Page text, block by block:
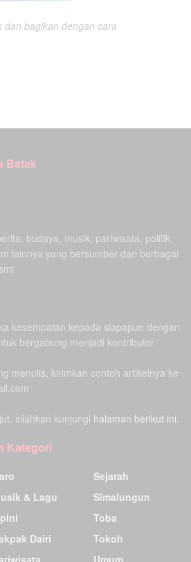
dan bagikan dengan cara
Batak
budaya, musik, pariwisata, politik,
lainnya yang bersumber dari berbagai
kesempatan kepada siapapun dengan
bergabung menjadi kontributor.
menulis, kirimkan contoh artikelnya ke
silahkan kunjungi halaman berikut ini.
Kategori
& Lagu
Dairi
Sejarah
Simalungun
Toba
Tokoh